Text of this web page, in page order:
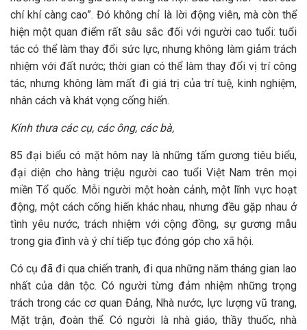
chí khí càng cao”. Đó không chỉ là lời động viên, mà còn thể
hiện một quan điểm rất sâu sắc đối với người cao tuổi: tuổi
tác có thể làm thay đổi sức lực, nhưng không làm giảm trách
nhiệm với đất nước; thời gian có thể làm thay đổi vị trí công
tác, nhưng không làm mất đi giá trị của trí tuệ, kinh nghiệm,
nhân cách và khát vọng cống hiến.
Kính thưa các cụ, các ông, các bà,
85 đại biểu có mặt hôm nay là những tấm gương tiêu biểu,
đại diện cho hàng triệu người cao tuổi Việt Nam trên mọi
miền Tổ quốc. Mỗi người một hoàn cảnh, một lĩnh vực hoạt
động, một cách cống hiến khác nhau, nhưng đều gặp nhau ở
tình yêu nước, trách nhiệm với cộng đồng, sự gương mẫu
trong gia đình và ý chí tiếp tục đóng góp cho xã hội.
Có cụ đã đi qua chiến tranh, đi qua những năm tháng gian lao
nhất của dân tộc. Có người từng đảm nhiệm những trọng
trách trong các cơ quan Đảng, Nhà nước, lực lượng vũ trang,
Mặt trận, đoàn thể. Có người là nhà giáo, thầy thuốc, nhà